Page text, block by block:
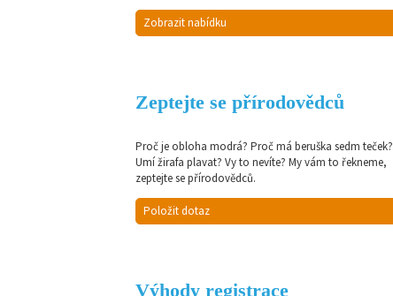
Zobrazit nabídku
Zeptejte se přírodovědců
Proč je obloha modrá? Proč má beruška sedm teček?
Umí žirafa plavat? Vy to nevíte? My vám to řekneme,
zeptejte se přírodovědců.
Položit dotaz
Výhody registrace